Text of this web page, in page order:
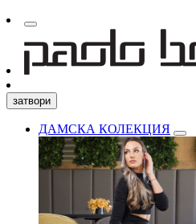
затвори
ДАМСКА КОЛЕКЦИЯ